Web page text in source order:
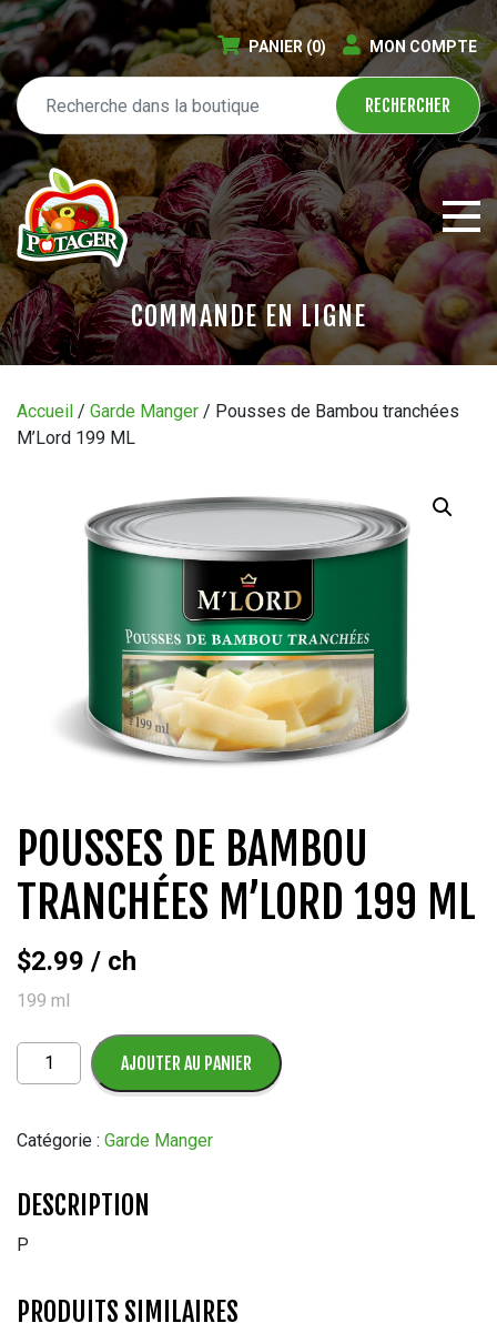
PANIER(0) MON COMPTE
COMMANDE EN LIGNE
CIRCULAIRE
QUI SOMMES-NOUS?
Accueil / Garde Manger / Pousses de Bambou tranchées
M’Lord 199 ML
POUSSES DE BAMBOU
TRANCHÉES M’LORD 199 ML
$2.99 / ch
199 ml
quantité
de
de
M'Lord
199
AJOUTER AU PANIER
Catégorie : Garde Manger
DESCRIPTION
P
PRODUITS SIMILAIRES